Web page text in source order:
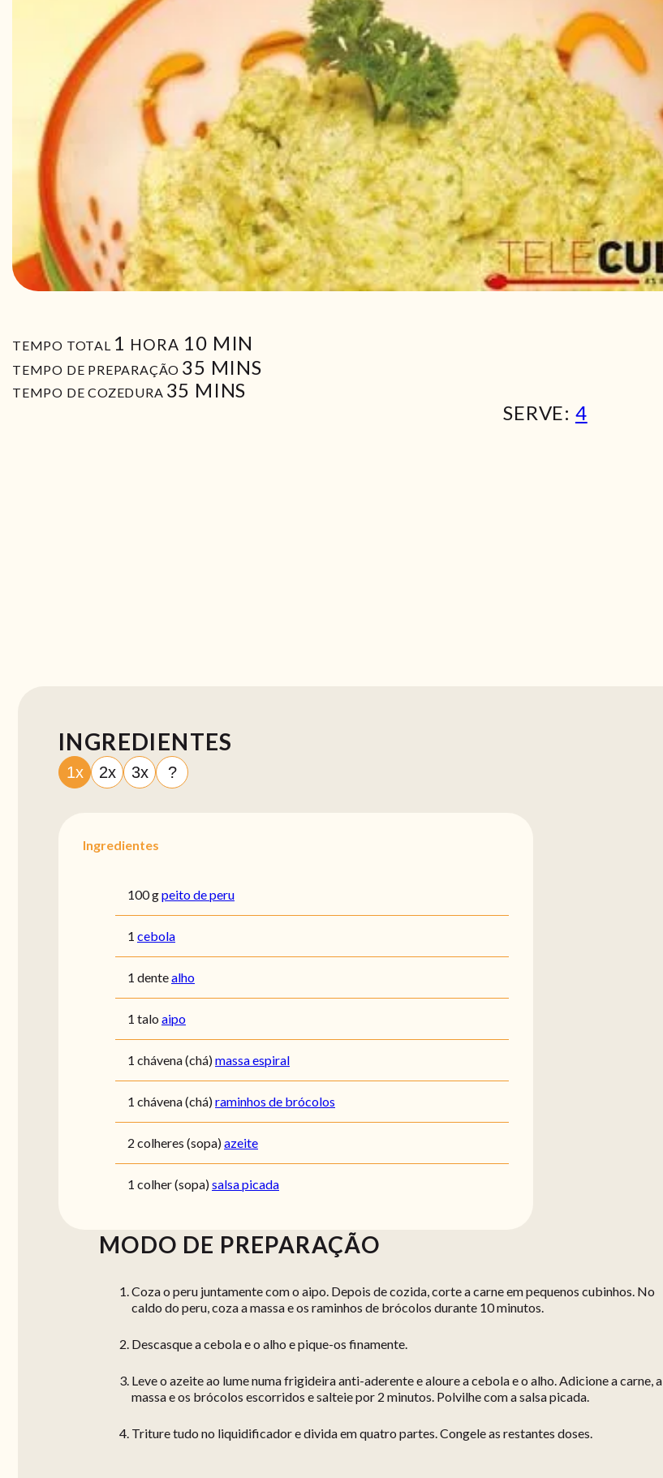
TEMPO TOTAL 1 HORA
HORA 10 MIN
MIN
TEMPO DE PREPARAÇÃO 35 MIN
MINS
TEMPO DE COZEDURA 35 MIN
MINS
SERVE: 4
INGREDIENTES
1x 2x 3x ?
Ingredientes
100 gpeito de peru
1 cebola
1 dentealho
1 talo aipo
1 chávena (chá)massa espiral
1 chávena (chá)raminhos de brócolos
2 colheres (sopa)azeite
1 colher (sopa)salsa picada
MODO DE PREPARAÇÃO
Coza o peru juntamente com o aipo. Depois de cozida, corte a carne em pequenos cubinhos. No
caldo do peru, coza a massa e os raminhos de brócolos durante 10 minutos.
Descasque a cebola e o alho e pique-os finamente.
Leve o azeite ao lume numa frigideira anti-aderente e aloure a cebola e o alho. Adicione a carne, a
massa e os brócolos escorridos e salteie por 2 minutos. Polvilhe com a salsa picada.
Triture tudo no liquidificador e divida em quatro partes. Congele as restantes doses.